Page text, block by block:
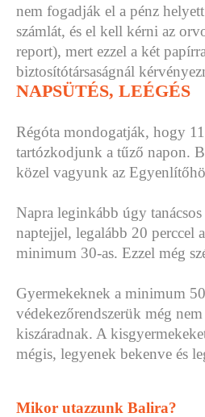
nem fogadják el a pénz
számlát, és el kell kérni az
report), mert ezzel a két
biztosítótársaságnál
NAPSÜTÉS, LEÉGÉS
Régóta mondogatják, hogy
tartózkodjunk a tűző napon.
közel vagyunk az
Napra leginkább úgy
naptejjel, legalább 20 perccel
minimum 30-as. Ezzel még
Gyermekeknek a minimum
védekezőrendszerük még
kiszáradnak. A
mégis, legyenek bekenve és
Mikor utazzunk Balira?